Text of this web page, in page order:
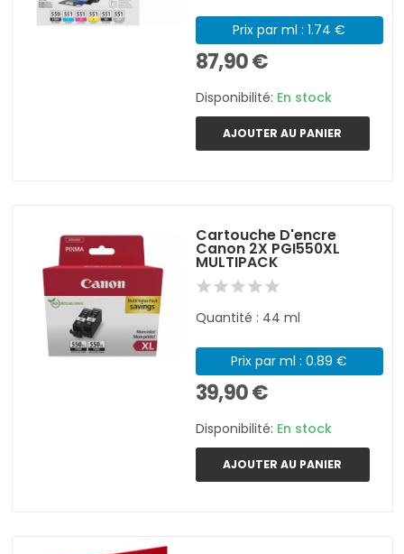
Prix par ml : 1.74 €
87,90 €
Disponibilité: En stock
AJOUTER AU PANIER
Cartouche D'encre
Canon 2X PGI550XL
MULTIPACK
Quantité : 44 ml
Prix par ml : 0.89 €
39,90 €
Disponibilité: En stock
AJOUTER AU PANIER